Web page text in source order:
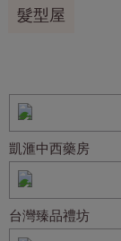
髮型屋
凱滙中西藥房
台灣臻品禮坊